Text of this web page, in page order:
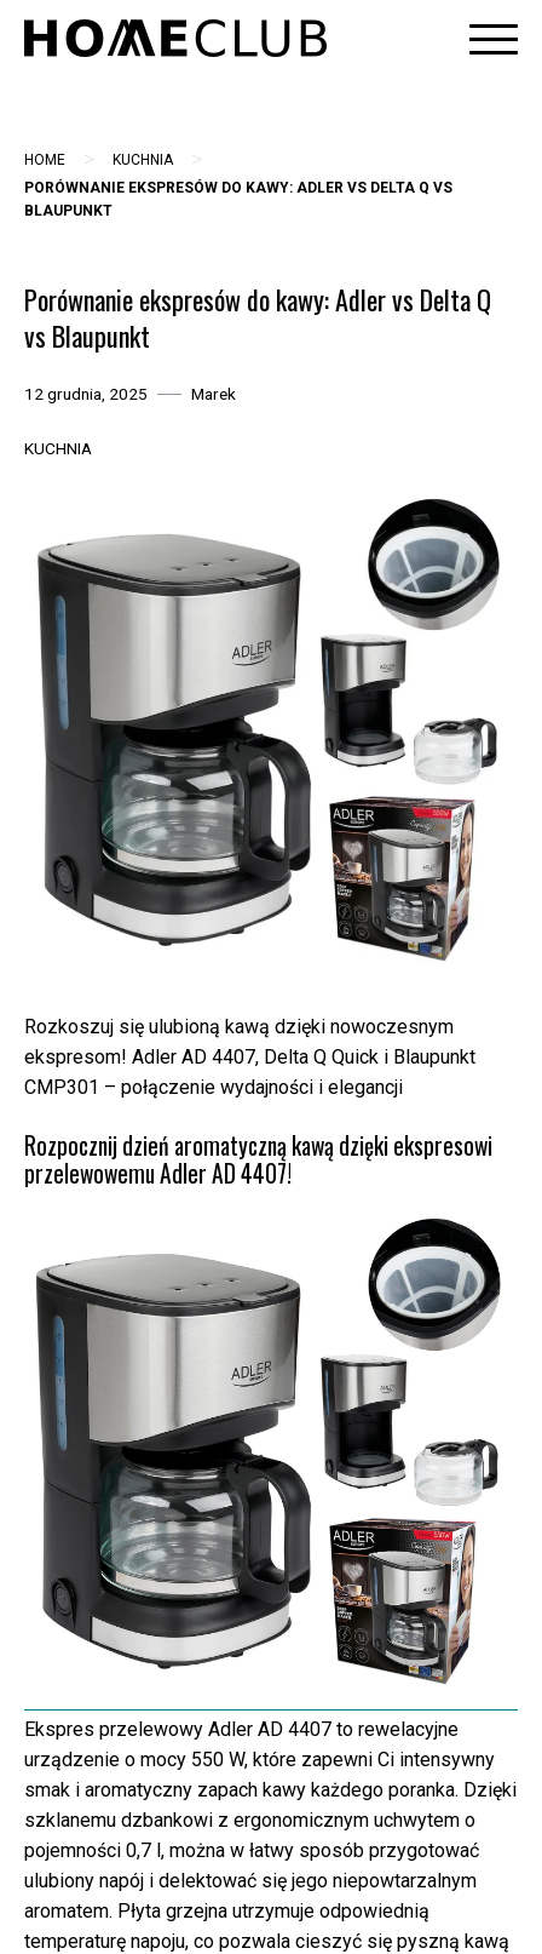
Skip
HOME > KUCHNIA >
PORÓWNANIE EKSPRESÓW DO KAWY: ADLER VS DELTA Q VS
BLAUPUNKT
Porównanie ekspresów do kawy: Adler vs Delta Q
vs Blaupunkt
12 grudnia, 2025 Marek
KUCHNIA
Rozkoszuj się ulubioną kawą dzięki nowoczesnym
ekspresom! Adler AD 4407, Delta Q Quick i Blaupunkt
CMP301 – połączenie wydajności i elegancji
Rozpocznij dzień aromatyczną kawą dzięki ekspresowi
przelewowemu Adler AD 4407!
Ekspres przelewowy Adler AD 4407 to rewelacyjne
urządzenie o mocy 550 W, które zapewni Ci intensywny
smak i aromatyczny zapach kawy każdego poranka. Dzięki
szklanemu dzbankowi z ergonomicznym uchwytem o
pojemności 0,7 l, można w łatwy sposób przygotować
ulubiony napój i delektować się jego niepowtarzalnym
aromatem. Płyta grzejna utrzymuje odpowiednią
temperaturę napoju, co pozwala cieszyć się pyszną kawą